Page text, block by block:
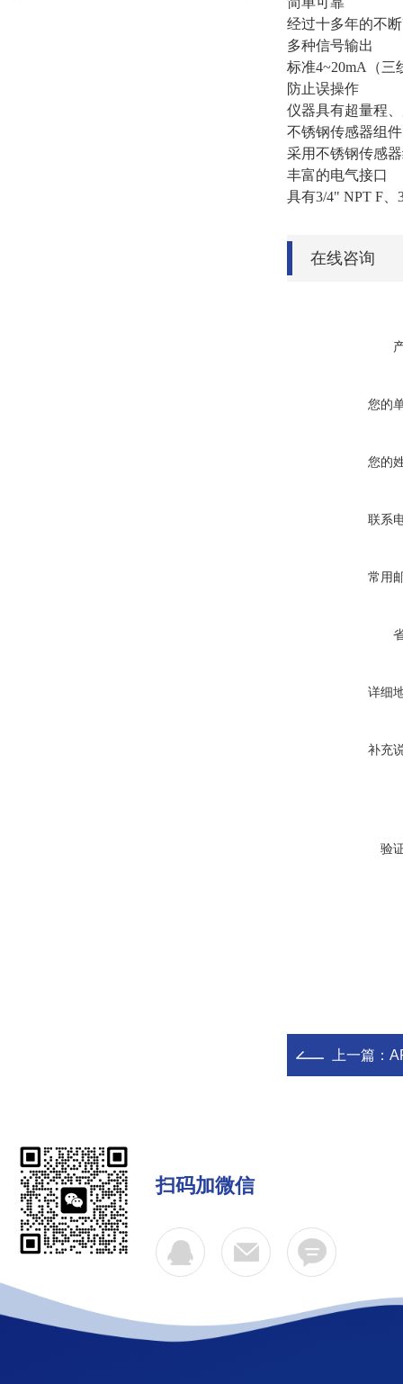
经过十多年的不
多种信号输出
标准4~20mA（三
防止误操作
仪器具有超量程
不锈钢传感器组件
采用不锈钢传感
丰富的电气接口
具有3/4" NPT F
在线咨询
您的
您的
联系
常用
详细
补充
验
上一篇：
扫码加微信